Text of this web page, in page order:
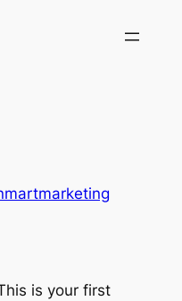
is your first